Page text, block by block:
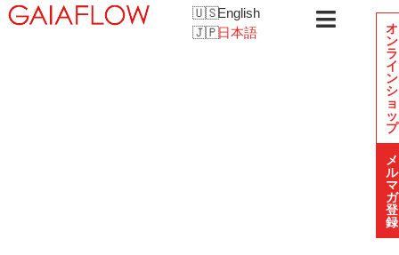
English
日本語
オ
ン
ラ
イ
ン
シ
ョ
ッ
プ
メ
ル
マ
ガ
登
録